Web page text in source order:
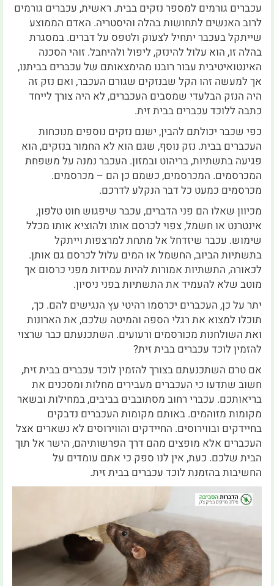
עכברים גורמים למספר נזקים בבית. ראשית, עכברים גורמים
לרוב האנשים לתחושות בהלה והיסטריה. האדם הממוצע
שייתקל בעכבר יתחיל לצעוק ולטפס על דברים. במסגרת
בהלה זו, הוא עלול להינזק, ליפול ולהיחבל. זוהי הסכנה
האינטואיטיבית עבור רובנו מהימצאותם של עכברים בביתנו,
אך למעשה זהו הקל שבנזקים שגורם העכבר, ואם נזק זה
היה הנזק הבלעדי שמסבים העכברים, לא היה צורך לייחד
כתבה ללוכד עכברים בבית זית.
כפי שכבר יכולתם להבין, ישנם נזקים נוספים מנוכחות
העכברים בבית. נזק נוסף, שגם הוא לא החמור בנזקים, הוא
פגיעה בתשתיות, בריהוט ובמזון. העכבר נמנה על משפחת
המכרסמים. המכרסמים, כשמם כן הם – מכרסמים.
מכרסמים כמעט כל דבר הנקלע לדרכם.
מכיוון שאלו הם פני הדברים, עכבר שיפגוש חוט טלפון,
אינטרנט או חשמל, צפוי לכרסם אותו ולהוציא אותו מכלל
שימוש. עכבר שיזדחל אל מתחת למרצפות וייתקל
בתשתיות הביוב, החשמל או המים עלול לכרסם גם אותן.
לכאורה, התשתיות אמורות להיות עמידות מפני כרסום אך
מוטב שלא להעמיד את התשתיות בפני ניסיון.
יתר על כן, העכברים יכרסמו רהיטי עץ הנגישים להם. כך,
תוכלו למצוא את רגלי הספה והמיטה שלכם, את הארונות
ואת השולחנות מכורסמים ורעועים. השתכנעתם כבר שרצוי
להזמין לוכד עכברים בבית זית?
אם טרם השתכנעתם בצורך להזמין לוכד עכברים בבית זית,
חשוב שתדעו כי העכברים מעבירים מחלות ומסכנים את
בריאותכם. עכברי רחוב מסתובבים בביבים, במחילות ובשאר
מקומות מזוהמים. באותם מקומות העכברים נדבקים
בחיידקים ובווירוסים. החיידקים והווירוסים לא נשארים אצל
העכברים אלא מופצים מהם דרך הפרשותיהם, הישר אל תוך
הבית שלכם. כעת, אין לנו ספק כי אתם עומדים על
החשיבות בהזמנת לוכד עכברים בבית זית.